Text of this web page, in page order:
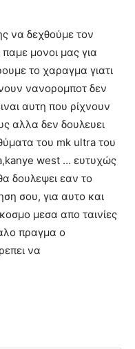
να δεχθούμε τον
μονοι μας για
το χαραγμα γιατι
νανορομποτ δεν
αυτη που ρίχνουν
αλλα δεν δουλευει
του mk ultra του
west … ευτυχώς
δουλεψει εαν το
σου, για αυτο και
μεσα απο ταινίες
πραγμα ο
να